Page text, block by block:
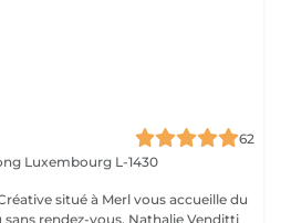
62
Luxembourg L-1430
situé à Merl vous accueille du
vous. Nathalie Venditti